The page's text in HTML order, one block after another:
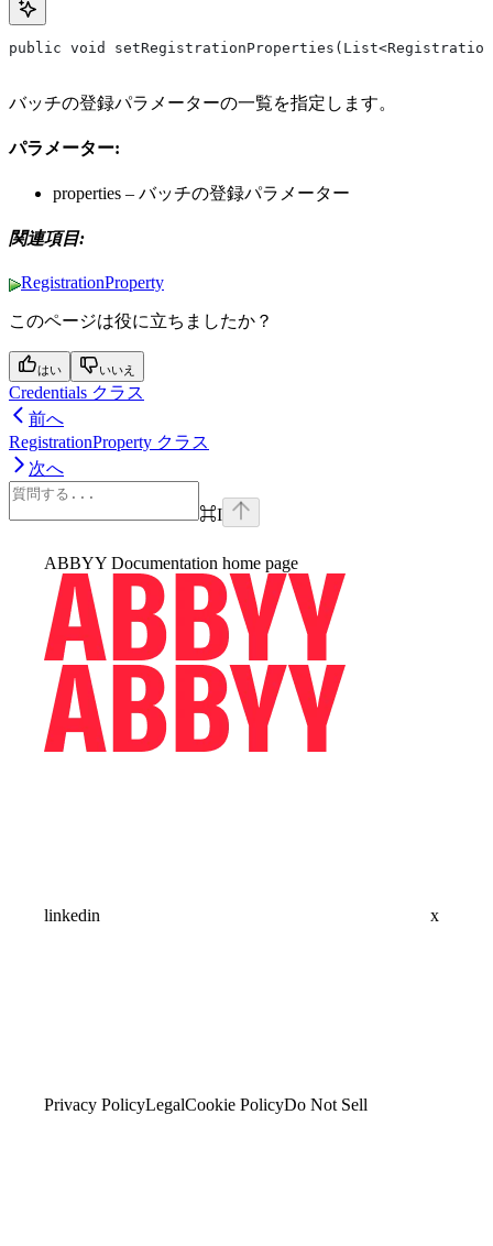
public void
バッチの登録パラメーターの一覧を指定します。
パラメーター:
properties – バッチの登録パラメーター
関連項目:
RegistrationProperty
このページは役に立ちましたか？
はい いいえ
Credentials クラス
前へ
RegistrationProperty クラス
次へ
⌘I
ABBYY Documentation home page
linkedin x
Privacy PolicyLegalCookie PolicyDo Not Sell